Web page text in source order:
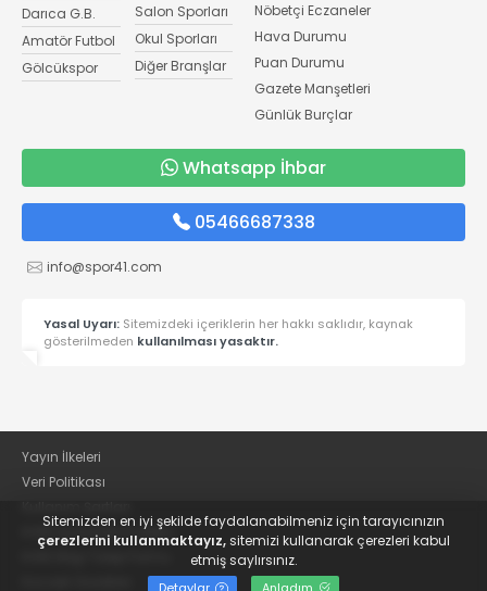
Darıca G.B.
Amatör Futbol
Gölcükspor
Salon Sporları
Okul Sporları
Diğer Branşlar
Nöbetçi Eczaneler
Hava Durumu
Puan Durumu
Gazete Manşetleri
Günlük Burçlar
Whatsapp İhbar
05466687338
info@spor41.com
Yasal Uyarı: Sitemizdeki içeriklerin her hakkı saklıdır, kaynak
gösterilmeden kullanılması yasaktır.
Yayın İlkeleri
Veri Politikası
KVKK Aydınlatma Metni
Sitemizden en iyi şekilde faydalanabilmeniz için tarayıcınızın
çerezlerini kullanmaktayız,sitemizi kullanarak çerezleri kabul
etmiş saylırsınız.